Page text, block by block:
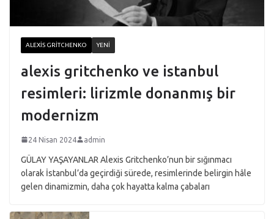
ALEXIS GRITCHENKO YENI
alexis gritchenko ve istanbul
resimleri: lirizmle donanmış bir
modernizm
24 Nisan 2024 admin
GÜLAY YAŞAYANLAR Alexis Gritchenko’nun bir sığınmacı
olarak İstanbul’da geçirdiği sürede, resimlerinde belirgin hâle
gelen dinamizmin, daha çok hayatta kalma çabaları